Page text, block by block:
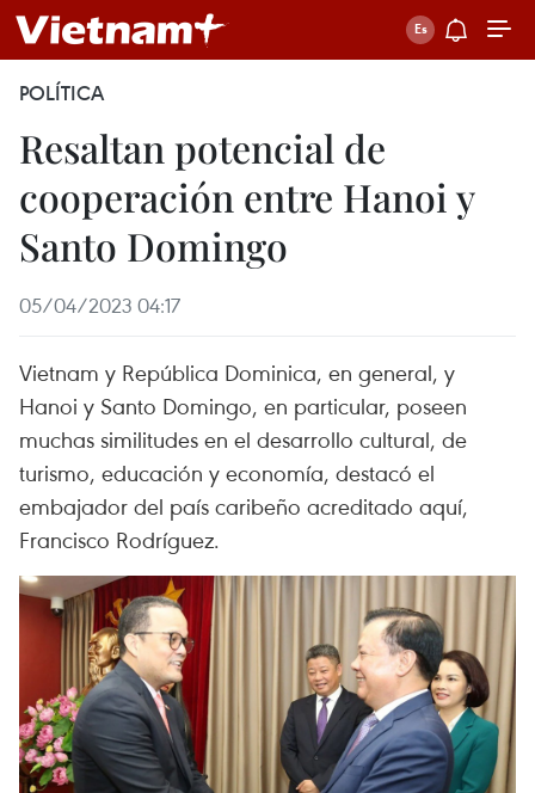
POLÍTICA
Resaltan potencial de
cooperación entre Hanoi y
Santo Domingo
05/04/2023 04:17
Vietnam y República Dominica, en general, y
Hanoi y Santo Domingo, en particular, poseen
muchas similitudes en el desarrollo cultural, de
turismo, educación y economía, destacó el
embajador del país caribeño acreditado aquí,
Francisco Rodríguez.